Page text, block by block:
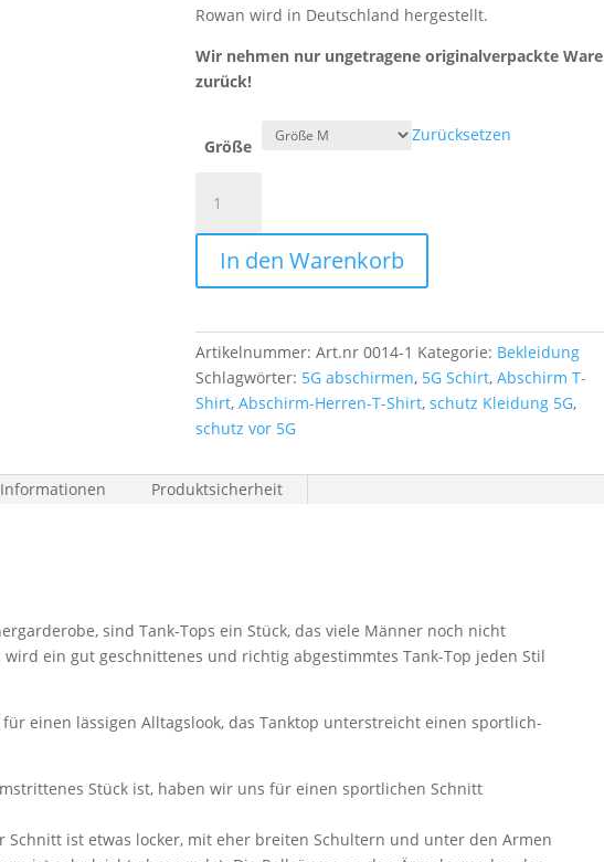
Rowan wird in Deutschland hergestellt.
Wir nehmen nur ungetragene originalverpackte Ware
zurück!
Größe
Zurücksetzen
TankTop
Rowan
MengeIn den Warenkorb
Artikelnummer:Art.nr 0014-1 Kategorie: Bekleidung
Schlagwörter: 5G abschirmen, 5G Schirt,Abschirm T-
Shirt,Abschirm-Herren-T-Shirt,schutz Kleidung 5G,
schutz vor 5G
Produktsicherheit
sind Tank-Tops ein Stück, das viele Männer noch nicht
ein gut geschnittenes und richtig abgestimmtes Tank-Top jeden Stil
einen lässigen Alltagslook, das Tanktop unterstreicht einen sportlich-
Stück ist, haben wir uns für einen sportlichen Schnitt
Schnitt ist etwas locker, mit eher breiten Schultern und unter den Armen